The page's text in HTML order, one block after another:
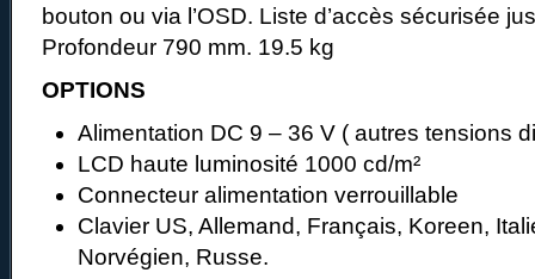
bouton ou via l’OSD. Liste d’accès sécurisée
Profondeur 790 mm. 19.5 kg
OPTIONS
Alimentation DC 9 – 36 V ( autres tensions
LCD haute luminosité 1000 cd/m²
Connecteur alimentation verrouillable
Clavier US, Allemand, Français, Koreen,
Norvégien, Russe.